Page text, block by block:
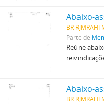
Abaixo-
BR RJMRAHI
Parte de
Reúne
Abaixo-
BR RJMRAHI